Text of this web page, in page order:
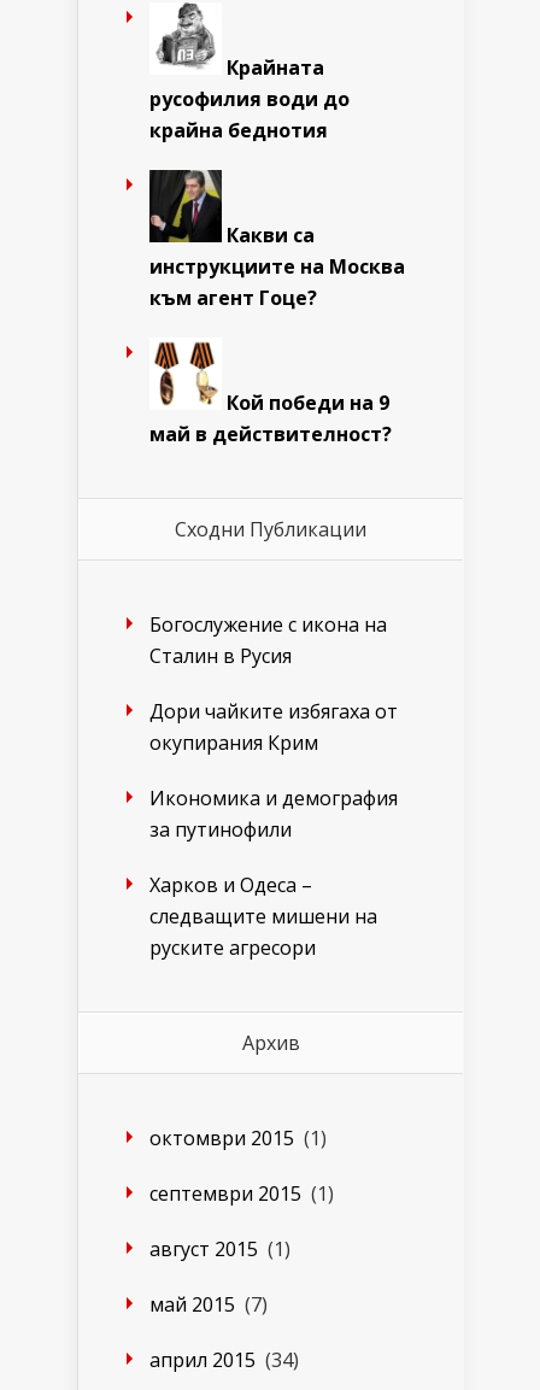
Крайната
русофилия води до
крайна беднотия
Какви са
инструкциите на Москва
към агент Гоце?
Кой победи на 9
май в действителност?
Сходни Публикации
Богослужение с икона на
Сталин в Русия
Дори чайките избягаха от
окупирания Крим
Икономика и демография
за путинофили
Харков и Одеса –
следващите мишени на
руските агресори
Архив
октомври 2015 (1)
септември 2015 (1)
август 2015 (1)
май 2015 (7)
април 2015 (34)